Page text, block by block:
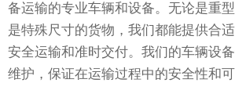
备运输的专业车辆和设备。无论是重
是特殊尺寸的货物，我们都能提供合
安全运输和准时交付。我们的车辆设
维护，保证在运输过程中的安全性和可